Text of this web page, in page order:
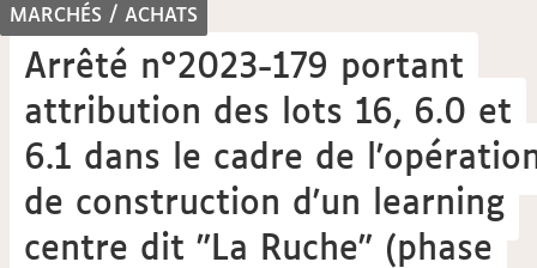
MARCHÉS / ACHATS
Arrêté n°2023-179 portant
attribution des lots 16, 6.0 et
6.1 dans le cadre de
de construction d'un learning
centre dit "La Ruche" (phase